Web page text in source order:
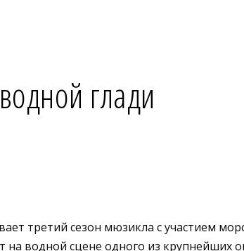
глади
третий сезон мюзикла с участием
на водной сцене одного из крупнейших